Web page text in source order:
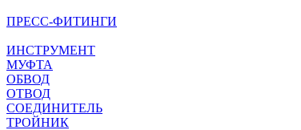
ПРЕСС-ФИТИНГИ
ИНСТРУМЕНТ
МУФТА
ОБВОД
ОТВОД
СОЕДИНИТЕЛЬ
ТРОЙНИК